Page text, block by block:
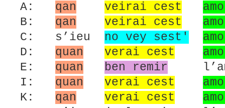
A: qan veirai cest
B: qan veirai cest
C: s’ieu no vey sest'
D: quan verai cest
E: quan ben remir
I: quan verai cest
K: qan verai cest